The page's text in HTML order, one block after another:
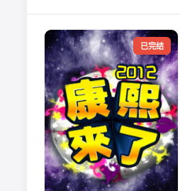
已完结